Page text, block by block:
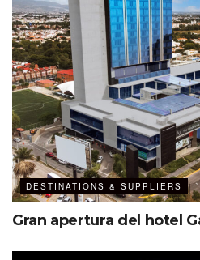
Ver esta
DESTINATIONS & SUPPLIERS
Gran apertura del hotel